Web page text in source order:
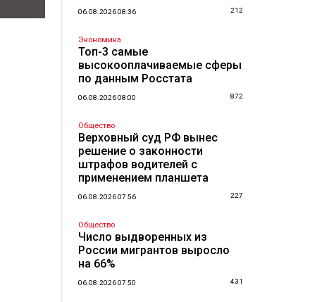
06.08.2026 08:36 212
Экономика
Топ-3 самые
высокооплачиваемые сферы
по данным Росстата
06.08.2026 08:00 872
Общество
Верховный суд РФ вынес
решение о законности
штрафов водителей с
применением планшета
06.08.2026 07:56 227
Общество
Число выдворенных из
России мигрантов выросло
на 66%
06.08.2026 07:50 431